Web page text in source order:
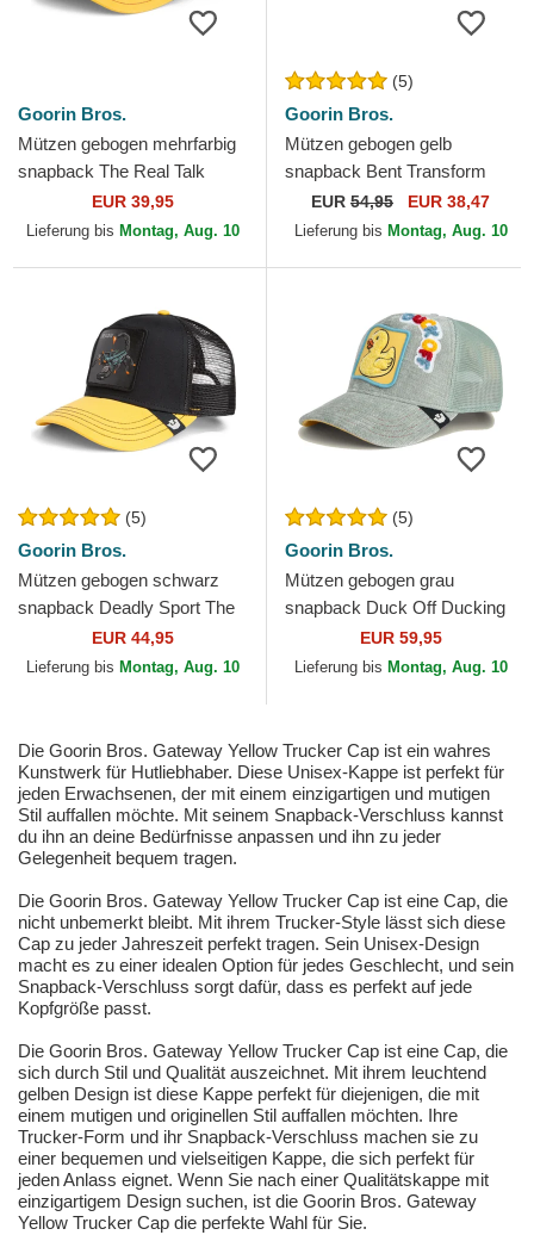
Goorin Bros.
Mützen gebogen mehrfarbig
snapback The Real Talk
Sport The Farm Goorin Bros.
EUR 39,95
Lieferung bis Montag, Aug. 10
(5)
Goorin Bros.
Mützen gebogen gelb
snapback Bent Transform
Farmigami The Farm Goorin
Bros.
EUR 54,95 EUR 38,47
Lieferung bis Montag, Aug. 10
(5)
Goorin Bros.
Mützen gebogen schwarz
snapback Deadly Sport The
Farm Goorin Bros.
EUR 44,95
Lieferung bis Montag, Aug. 10
(5)
Goorin Bros.
Mützen gebogen grau
snapback Duck Off Ducking
Autocorrect Happy Thoughts
The Farm Goorin Bros.
EUR 59,95
Lieferung bis Montag, Aug. 10
Die Goorin Bros. Gateway Yellow Trucker Cap ist ein wahres
Kunstwerk für Hutliebhaber. Diese Unisex-Kappe ist perfekt für
jeden Erwachsenen, der mit einem einzigartigen und mutigen
Stil auffallen möchte. Mit seinem Snapback-Verschluss kannst
du ihn an deine Bedürfnisse anpassen und ihn zu jeder
Gelegenheit bequem tragen.
Die Goorin Bros. Gateway Yellow Trucker Cap ist eine Cap, die
nicht unbemerkt bleibt. Mit ihrem Trucker-Style lässt sich diese
Cap zu jeder Jahreszeit perfekt tragen. Sein Unisex-Design
macht es zu einer idealen Option für jedes Geschlecht, und sein
Snapback-Verschluss sorgt dafür, dass es perfekt auf jede
Kopfgröße passt.
Die Goorin Bros. Gateway Yellow Trucker Cap ist eine Cap, die
sich durch Stil und Qualität auszeichnet. Mit ihrem leuchtend
gelben Design ist diese Kappe perfekt für diejenigen, die mit
einem mutigen und originellen Stil auffallen möchten. Ihre
Trucker-Form und ihr Snapback-Verschluss machen sie zu
einer bequemen und vielseitigen Kappe, die sich perfekt für
jeden Anlass eignet. Wenn Sie nach einer Qualitätskappe mit
einzigartigem Design suchen, ist die Goorin Bros. Gateway
Yellow Trucker Cap die perfekte Wahl für Sie.